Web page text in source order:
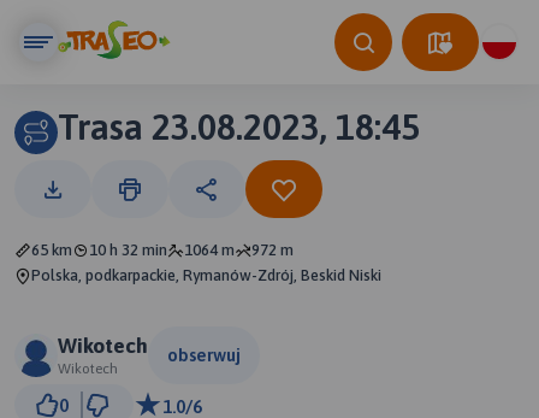
Trasa 23.08.2023, 18:45
65 km 10 h 32 min 1064 m
972 m
Polska, podkarpackie, Rymanów-Zdrój, Beskid Niski
Wikotech
Wikotech
obserwuj
0 1.0/6